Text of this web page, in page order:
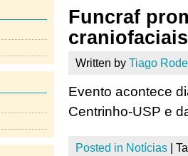
Funcraf
Written by Tiago
Evento acontece
Centrinho-USP e
Posted in Notícias